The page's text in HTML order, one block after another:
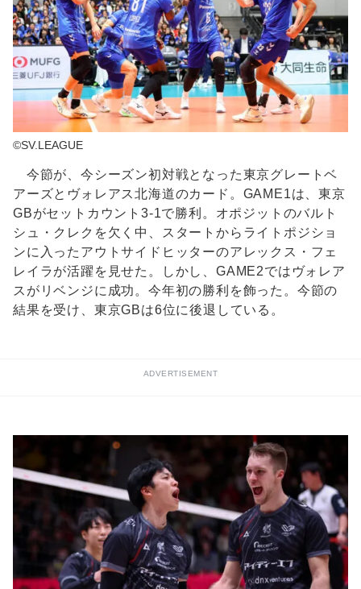
©SV.LEAGUE
今節が、今シーズン初対戦となった東京グレートベ
アーズとヴォレアス北海道のカード。GAME1は、東京
GBがセットカウント3-1で勝利。オポジットのバルト
シュ・クレクを欠く中、スタートからライトポジショ
ンに入ったアウトサイドヒッターのアレックス・フェ
レイラが活躍を見せた。しかし、GAME2ではヴォレア
スがリベンジに成功。今年初の勝利を飾った。今節の
結果を受け、東京GBは6位に後退している。
ADVERTISEMENT